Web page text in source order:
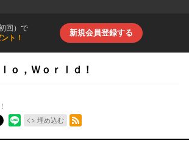
回）で
ト！
新規会員登録する
ｏ，Ｗｏｒｌｄ！
埋め込む
RSSフィード